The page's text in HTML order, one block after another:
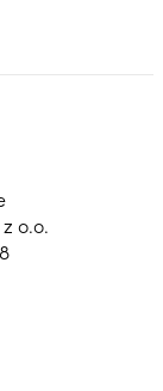
o.o.